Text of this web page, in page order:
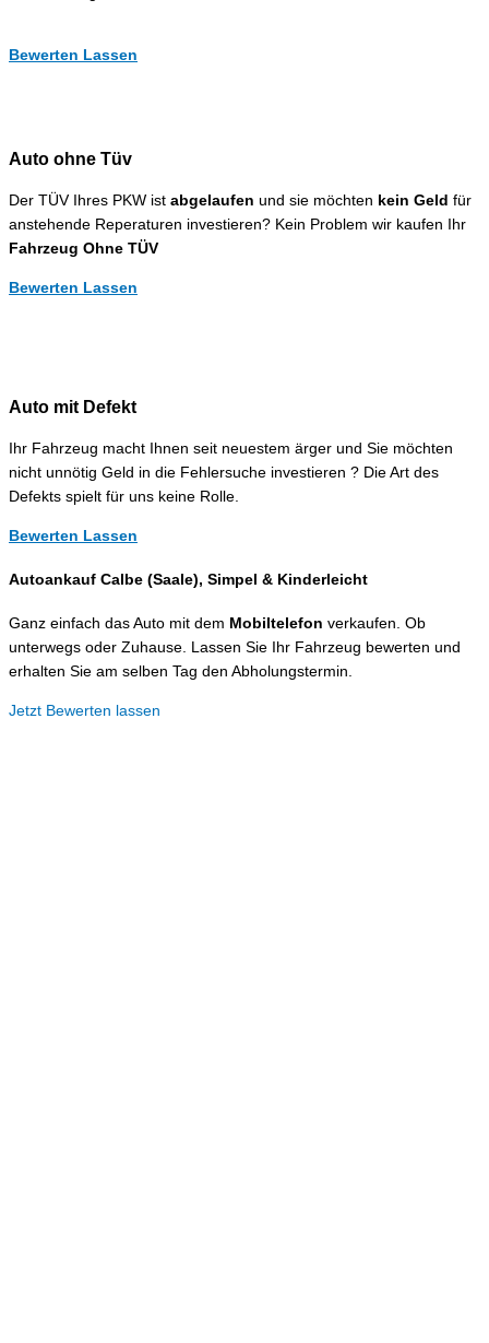
Bewerten Lassen
Auto ohne Tüv
Der TÜV Ihres PKW ist abgelaufen und sie möchten kein Geld für
anstehende Reperaturen investieren? Kein Problem wir kaufen Ihr
Fahrzeug Ohne TÜV
Bewerten Lassen
Auto mit Defekt
Ihr Fahrzeug macht Ihnen seit neuestem ärger und Sie möchten
nicht unnötig Geld in die Fehlersuche investieren ? Die Art des
Defekts spielt für uns keine Rolle.
Bewerten Lassen
Autoankauf Calbe (Saale), Simpel & Kinderleicht
Ganz einfach das Auto mit dem Mobiltelefon verkaufen. Ob
unterwegs oder Zuhause. Lassen Sie Ihr Fahrzeug bewerten und
erhalten Sie am selben Tag den Abholungstermin.
Jetzt Bewerten lassen